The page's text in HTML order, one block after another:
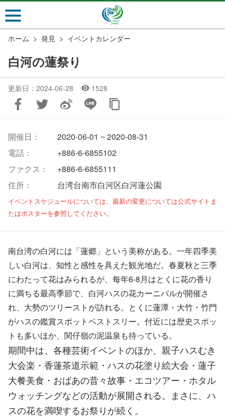
メ
イ
ン
ン
ホーム 発見 イベントカレンダー
白河の蓮祭り
更新日：2024-06-28 1528
開催日：
2020-06-01 ~ 2020-08-31
電話：
+886-6-6855102
ファクス：
+886-6-6855111
住所：
台湾台南市白河区白河蓮公園
イベントスケジュールについては、最新の変更については公式サイトま
たはポスターを参照してください。
南台湾の白河には「蓮郷」という美称がある。一年四季美
しい白河は、知性と感性を具えた観光地だ。春夏秋と三季
にわたって花はみられるが、每年6-8月はとくに花の香り
に満ちる最高季節で、白河ハスの花カーニバルが開催さ
れ、大勢のツリーストが訪れる。とくに蓮潭・大竹・竹門
がハスの鑑賞スポットベストスリー。付近には歴史スポッ
トも多いほか、関仔嶺の泥温泉も待っている。
期間中は、各種芸術イベントのほか、親子ハスむき
大会楽・香蓮茶道示範・ハスの花塗り絵大会・蓮子
大餐美食・おばあの昔々故事・エコツアー・ホタル
ウォッチングなどの活動が展開される。まさに、ハ
スの花を満喫するお祭りが続く。